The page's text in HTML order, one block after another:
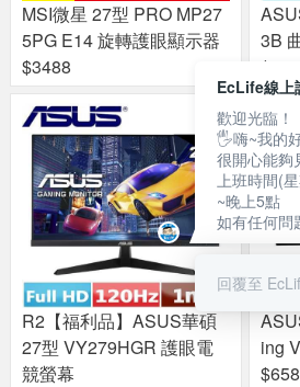
MSI微星 27型 PRO MP27
5PG E14 旋轉護眼顯示器
$3488
3B
$3988
R2【福利品】ASUS華碩
27型 VY279HGR 護眼電
競螢幕
ing
EcLife線上
歡迎光臨！
🖐嗨~我的
很開心能夠
上班時間(
~晚上5點
如有任何問